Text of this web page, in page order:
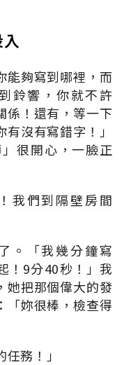
能夠寫到哪裡，而
鈴響，你就不許
係！還有，等一下
沒有寫錯字！」
很開心，一臉正
我們到隔壁房間
。「我幾分鐘寫
！9分40秒！」我
她把那個偉大的發
「妳很棒，檢查得
務！」